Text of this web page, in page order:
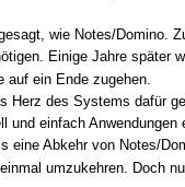
wie Notes/Domino.
Einige Jahre später
auf ein Ende zugehen.
Herz des Systems dafür
einfach
eine Abkehr von Notes/
umzukehren. Doch